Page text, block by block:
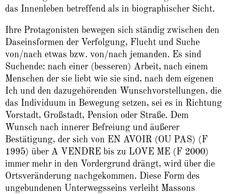
das Innenleben betreffend als in biographischer Sicht.
Ihre Protagonisten bewegen sich ständig zwischen den
Daseinsformen der Verfolgung, Flucht und Suche
von/nach etwas bzw. von/nach jemanden. Es sind
Suchende: nach einer (besseren) Arbeit, nach einem
Menschen der sie liebt wie sie sind, nach dem eigenen
Ich und den dazugehörenden Wunschvorstellungen, die
das Individuum in Bewegung setzen, sei es in Richtung
Vorstadt, Großstadt, Pension oder Straße. Dem
Wunsch nach innerer Befreiung und äußerer
Bestätigung, der sich von EN AVOIR (OU PAS) (F
1995) über A VENDRE bis zu LOVE ME (F 2000)
immer mehr in den Vordergrund drängt, wird über die
Ortsveränderung nachgekommen. Diese Form des
ungebundenen Unterwegsseins verleiht Massons